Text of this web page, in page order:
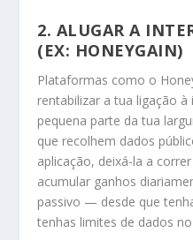
2. ALUGAR A
(EX: HONEYGAIN)
Plataformas como o
rentabilizar a tua ligação
pequena parte da tua
que recolhem dados
aplicação, deixá-la a
acumular ganhos
passivo — desde que
tenhas limites de dados